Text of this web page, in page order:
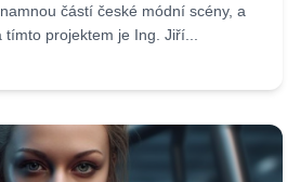
částí české módní scény, a
projektem je Ing. Jiří...